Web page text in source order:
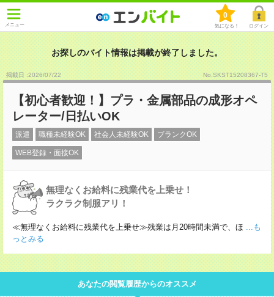
メニュー
0
気になる！ ログイン
お探しのバイト情報は掲載が終了しました。
掲載日 :2026/07/22 No.SKST15208367-T5
【初心者歓迎！】プラ・金属部品の成形オペ
レーター/日払いOK
派遣 職種未経験OK 社会人未経験OK ブランクOK
WEB登録・面接OK
無理なくお給料に残業代を上乗せ！
ラクラク制服アリ！
≪無理なくお給料に残業代を上乗せ≫残業は月20時間未満で、ほ ...も
っとみる
あなたの閲覧履歴からのオススメ